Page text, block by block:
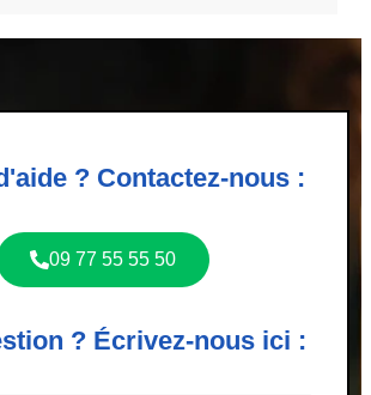
? Contactez-nous :
09 77 55 55 50
? Écrivez-nous ici :